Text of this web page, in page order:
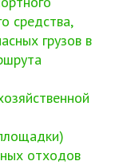
средства,
грузов в
отходов